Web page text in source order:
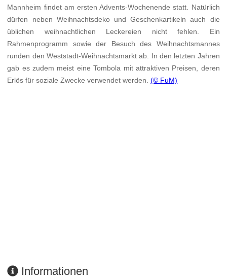
Mannheim findet am ersten Advents-Wochenende statt. Natürlich
dürfen neben Weihnachtsdeko und Geschenkartikeln auch die
üblichen weihnachtlichen Leckereien nicht fehlen. Ein
Rahmenprogramm sowie der Besuch des Weihnachtsmannes
runden den Weststadt-Weihnachtsmarkt ab. In den letzten Jahren
gab es zudem meist eine Tombola mit attraktiven Preisen, deren
Erlös für soziale Zwecke verwendet werden.(© FuM)
Informationen